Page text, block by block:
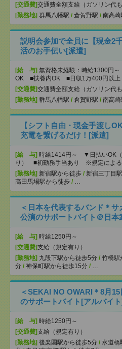
[交通費]交通費全額支給（ガソリン代も
[勤務地] 群馬八幡駅 / 倉賀野駅 / 南高崎
説明会参加で全員に【現金2
活のお手伝い[派遣]
[給 与] 無資格未経験：時給1300円
OK ■扶養内OK ■日収1万400円以上
[交通費]交通費全額支給（ガソリン代も
[勤務地] 群馬八幡駅 / 倉賀野駅 / 南高崎
【シフト自由・現金手渡し
充電を繋げるだけ！[派遣]
[給 与] 時給1414円～ ▼日払いOK
り） ■初勤務手当あり ※規定による
[勤務地] 新宿駅から徒歩 / 新宿三丁目
高田馬場駅から徒歩 / …
＜日本を代表するバンド＊
公演のサポートバイト＠日
[給 与] 時給1250円～
[交通費]支給（規定有り）
[勤務地] 九段下駅から徒歩5分 / 竹橋駅
分 / 神保町駅から徒歩15分 / …
＜SEKAI NO OWARI＊8月
のサポートバイト[アルバイ
[給 与] 時給1250円～
[交通費]支給（規定有り）
[勤務地] 後楽園駅から徒歩5分 / 水道橋